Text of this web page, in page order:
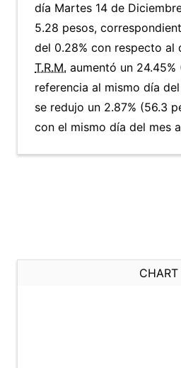
día Martes 14 de
5.28 pesos,
del 0.28% con respecto al
T.R.M. aumentó un 24.45%
referencia al mismo día
se redujo un 2.87% (56.3
con el mismo día del mes
CHART